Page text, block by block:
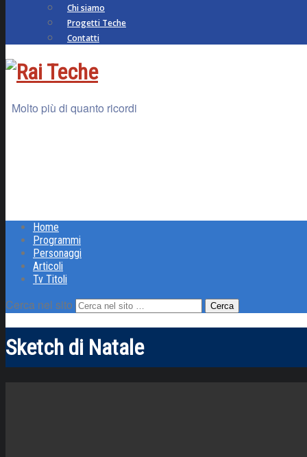
Chi siamo
Progetti Teche
Contatti
Molto più di quanto ricordi
Home
Programmi
Personaggi
Articoli
Tv Titoli
Cerca nel sito
Sketch di Natale